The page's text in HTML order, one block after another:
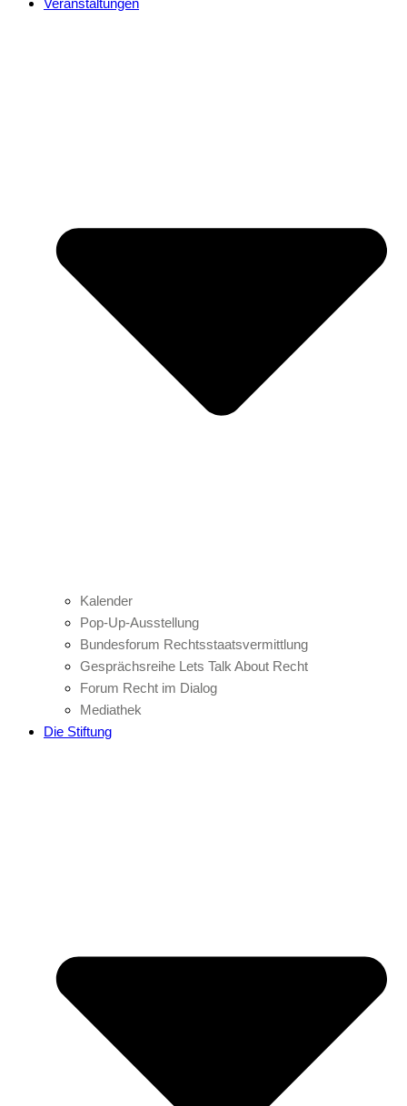
Veranstaltungen
Kalender
Pop-Up-Ausstellung
Bundesforum Rechtsstaatsvermittlung
Gesprächsreihe Lets Talk About Recht
Forum Recht im Dialog
Mediathek
Die Stiftung